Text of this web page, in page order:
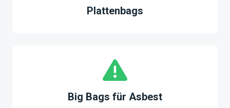
Plattenbags
Big Bags für Asbest